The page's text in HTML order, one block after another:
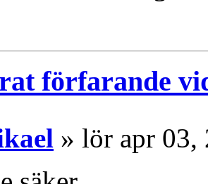
förfarande
» lör apr 03,